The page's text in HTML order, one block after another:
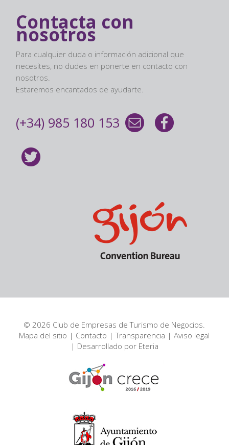
Contacta con
nosotros
Para cualquier duda o información adicional que
necesites, no dudes en ponerte en contacto con
nosotros.
Estaremos encantados de ayudarte.
(+34) 985 180 153
© 2026 Club de Empresas de Turismo de Negocios.
Mapa del sitio | Contacto |Transparencia |Aviso legal
| Desarrollado por Eteria